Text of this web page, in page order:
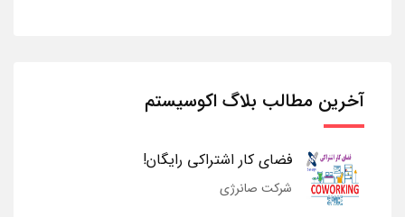
آخرین مطالب بلاگ اکوسیستم
فضای کار اشتراکی رایگان!
شرکت صانرژی